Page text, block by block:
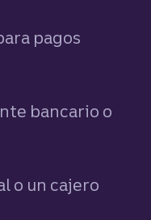
pagos
bancario o
o un cajero